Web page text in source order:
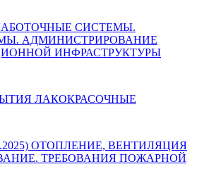
СИСТЕМЫ.
АДМИНИСТРИРОВАНИЕ
ИНФРАСТРУКТУРЫ
ЛАКОКРАСОЧНЫЕ
ОТОПЛЕНИЕ, ВЕНТИЛЯЦИЯ
ТРЕБОВАНИЯ ПОЖАРНОЙ